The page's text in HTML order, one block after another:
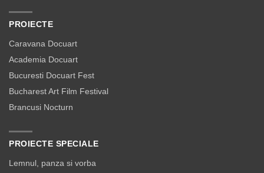
PROIECTE
Caravana Docuart
Academia Docuart
Bucuresti Docuart Fest
Bucharest Art Film Festival
Brancusi Nocturn
PROIECTE SPECIALE
Lemnul, panza si vorba